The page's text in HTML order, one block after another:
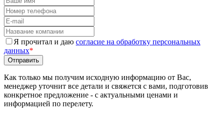
Я прочитал и даю согласие на обработку персональных
данных*
Как только мы получим исходную информацию от Вас,
менеджер уточнит все детали и свяжется с вами, подготовив
конкретное предложение - с актуальными ценами и
информацией по перелету.